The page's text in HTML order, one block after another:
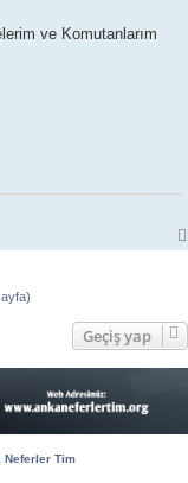
ve Komutanlarım
Geçiş yap
Neferler Tim